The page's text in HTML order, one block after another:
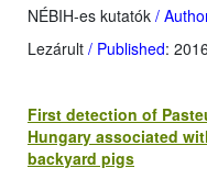
NÉBIH-es kutatók /
Lezárult / Published: 2016
First detection of
Hungary associated
backyard pigs